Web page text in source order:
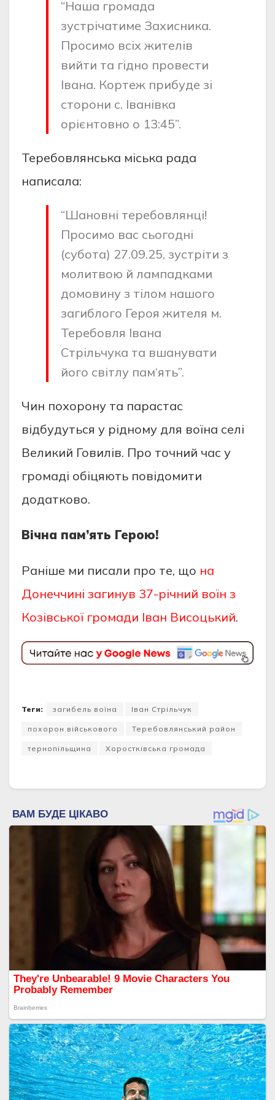
“Наша громада
зустрічатиме Захисника.
Просимо всіх жителів
вийти та гідно провести
Івана. Кортеж прибуде зі
сторони с. Іванівка
орієнтовно о 13:45”.
Теребовлянська міська рада
написала:
“Шановні теребовлянці!
Просимо вас сьогодні
(субота) 27.09.25, зустріти з
молитвою й лампадками
домовину з тілом нашого
загиблого Героя жителя м.
Теребовля Івана
Стрільчука та вшанувати
його світлу пам‘ять”.
Чин похорону та парастас
відбудуться у рідному для воїна селі
Великий Говилів. Про точний час у
громаді обіцяють повідомити
додатково.
Вічна пам’ять Герою!
Раніше ми писали про те, що на
Донеччині загинув 37-річний воїн з
Козівської громади Іван Висоцький.
Теги: загибель воїна Іван Стрільчук
похорон військового Теребовлянський район
тернопільщина Хоростківська громада